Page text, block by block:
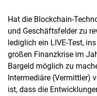
Hat die Blockchain-
und Geschäftsfelder zu
lediglich ein LIVE-Test,
großen Finanzkrise im
Bargeld möglich zu
Intermediäre (Vermittler)
ist, dass die